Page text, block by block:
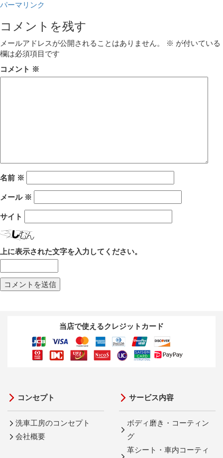
パーマリンク
コメントを残す
メールアドレスが公開されることはありません。 ※ が付いている
欄は必須項目です
コメント ※
名前 ※
メール ※
サイト
上に表示された文字を入力してください。
当店で使えるクレジットカード
コンセプト
洗車工房のコンセプト
会社概要
サービス内容
ボディ磨き・コーティン
グ
革シート・車内コーティ